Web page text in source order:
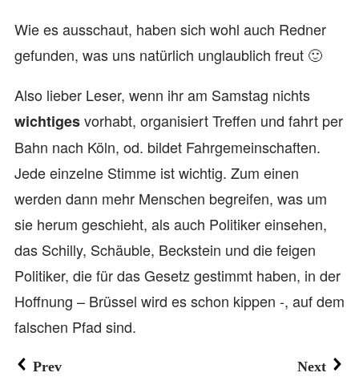
Wie es ausschaut, haben sich wohl auch Redner
gefunden, was uns natürlich unglaublich freut 🙂
Also lieber Leser, wenn ihr am Samstag nichts
wichtigesvorhabt, organisiert Treffen und fahrt per
Bahn nach Köln, od. bildet Fahrgemeinschaften.
Jede einzelne Stimme ist wichtig. Zum einen
werden dann mehr Menschen begreifen, was um
sie herum geschieht, als auch Politiker einsehen,
das Schilly, Schäuble, Beckstein und die feigen
Politiker, die für das Gesetz gestimmt haben, in der
Hoffnung – Brüssel wird es schon kippen -, auf dem
falschen Pfad sind.
Prev Next